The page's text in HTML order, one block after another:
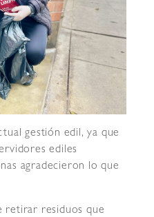
gestión edil, ya que
ediles
agradecieron lo que
retirar residuos que